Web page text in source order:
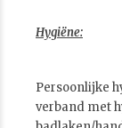
Hygiëne:
Persoonlijke
verband met